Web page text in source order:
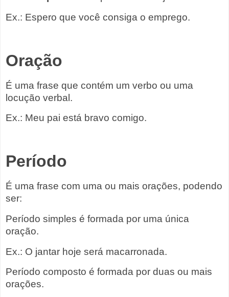
Ex.: Espero que você consiga o emprego.
Oração
É uma frase que contém um verbo ou uma
locução verbal.
Ex.: Meu pai está bravo comigo.
Período
É uma frase com uma ou mais orações, podendo
ser:
Período simples é formada por uma única
oração.
Ex.: O jantar hoje será macarronada.
Período composto é formada por duas ou mais
orações.